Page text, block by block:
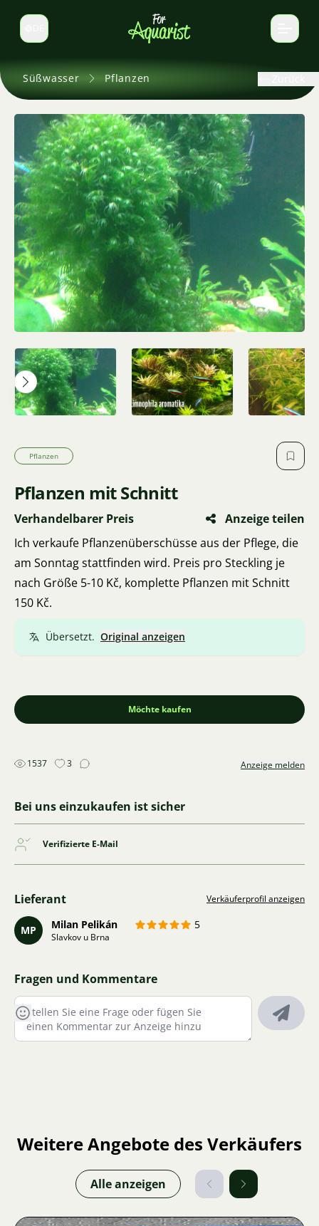
Sprache wechseln
Süßwasser Pflanzen
Pflanzen
Pflanzen mit Schnitt
Verhandelbarer Preis
Anzeige teilen
Ich verkaufe Pflanzenüberschüsse aus der Pflege, die
am Sonntag stattfinden wird. Preis pro Steckling je
nach Größe 5-10 Kč, komplette Pflanzen mit Schnitt
150 Kč.
Übersetzt. Original anzeigen
Möchte kaufen
1537 3 Anzeige melden
Bei uns einzukaufen ist sicher
Verifizierte E-Mail
Lieferant Verkäuferprofil anzeigen
MP Milan Pelikán 5
Slavkov u Brna
Fragen und Kommentare
Weitere Angebote des Verkäufers
Alle anzeigen